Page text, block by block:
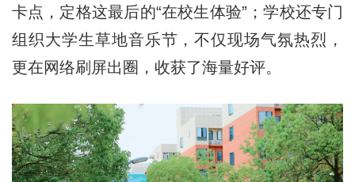
卡点，定格这最后的“在校生体验”；学校还专门
组织大学生草地音乐节，不仅现场气氛热烈，
更在网络刷屏出圈，收获了海量好评。